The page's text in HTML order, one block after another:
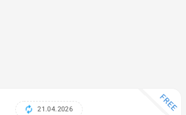
FREE
21.04.2026